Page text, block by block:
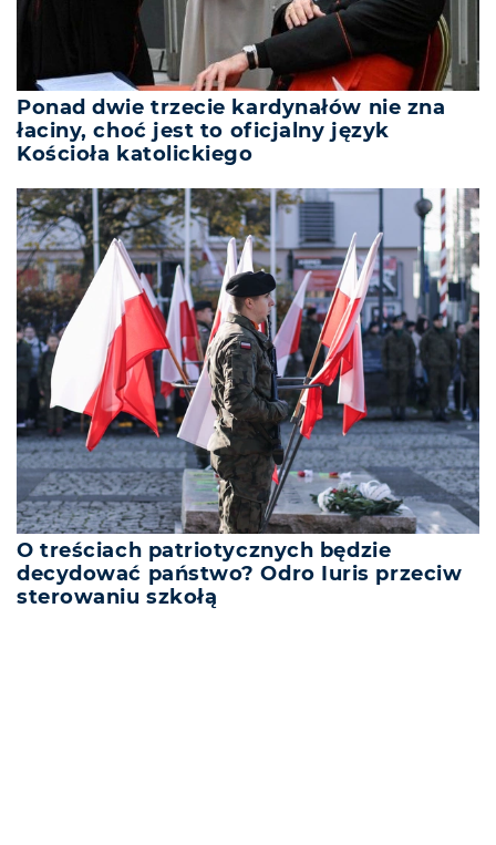
Ponad dwie trzecie kardynałów nie zna
łaciny, choć jest to oficjalny język
Kościoła katolickiego
O treściach patriotycznych będzie
decydować państwo? Odro Iuris przeciw
sterowaniu szkołą